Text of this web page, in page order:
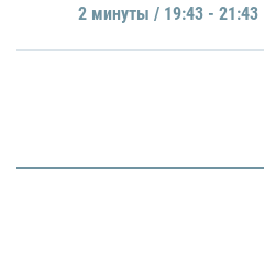
2 минуты / 19:43 - 21:43